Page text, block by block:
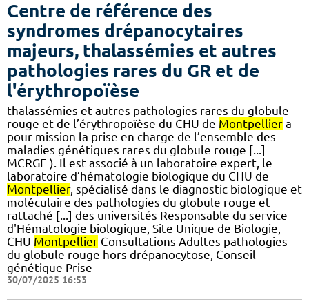
Centre de référence des
syndromes drépanocytaires
majeurs, thalassémies et autres
pathologies rares du GR et de
l'érythropoïèse
thalassémies et autres pathologies rares du globule
rouge et de l’érythropoïèse du CHU de Montpellier a
pour mission la prise en charge de l’ensemble des
maladies génétiques rares du globule rouge [...]
MCRGE ). Il est associé à un laboratoire expert, le
laboratoire d’hématologie biologique du CHU de
Montpellier, spécialisé dans le diagnostic biologique et
moléculaire des pathologies du globule rouge et
rattaché [...] des universités Responsable du service
d'Hématologie biologique, Site Unique de Biologie,
CHU Montpellier Consultations Adultes pathologies
du globule rouge hors drépanocytose, Conseil
génétique Prise
30/07/2025 16:53